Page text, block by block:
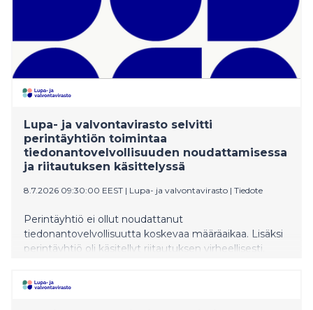
Lupa- ja valvontavirasto selvitti
perintäyhtiön toimintaa
tiedonantovelvollisuuden noudattamisessa
ja riitautuksen käsittelyssä
8.7.2026 09:30:00 EEST | Lupa- ja valvontavirasto | Tiedote
Perintäyhtiö ei ollut noudattanut
tiedonantovelvollisuutta koskevaa määräaikaa. Lisäksi
perintäyhtiö oli käsitellyt riitautuksen virheellisesti.